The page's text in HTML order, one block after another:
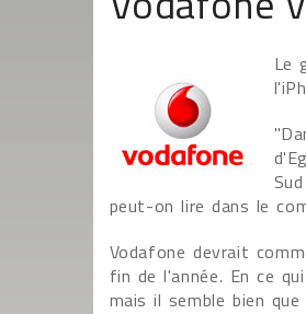
Le
peut-on lire dans le
Vodafone devrait
fin de l'année. En ce
mais il semble bien